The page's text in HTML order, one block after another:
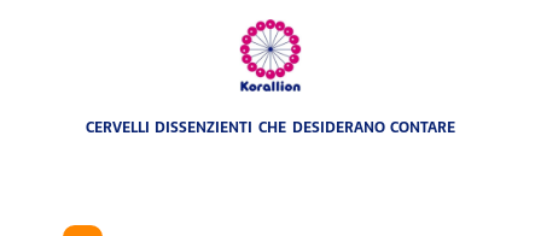
CERVELLI DISSENZIENTI CHE DESIDERANO CONTARE